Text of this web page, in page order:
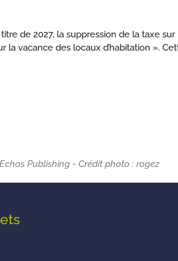
de 2027, la suppression de la taxe
vacance des locaux d’habitation ».
Publishing - Crédit photo : rogez